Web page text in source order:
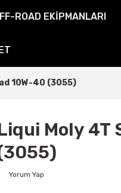
ROAD EKİPMANLARI
10W-40 (3055)
Moly 4T
Yorum Yap